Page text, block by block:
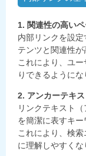
1. 関連性の高い
内部リンクを設
テンツと関連性が
これにより、ユ
りできるようにな
2. アンカーテキ
リンクテキスト
を簡潔に表すキー
これにより、検
に理解しやすくな